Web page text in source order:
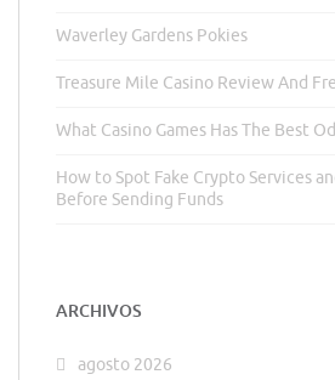
Waverley Gardens Pokies
Treasure Mile Casino Review And
What Casino Games Has The Best
How to Spot Fake Crypto Services
Before Sending Funds
ARCHIVOS
agosto 2026